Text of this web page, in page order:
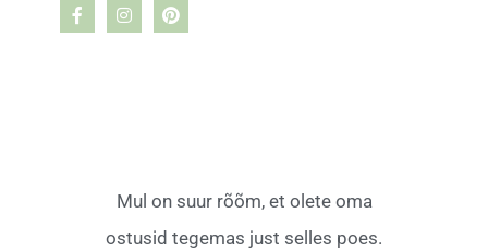
Mul on suur rõõm, et olete oma
ostusid tegemas just selles poes.